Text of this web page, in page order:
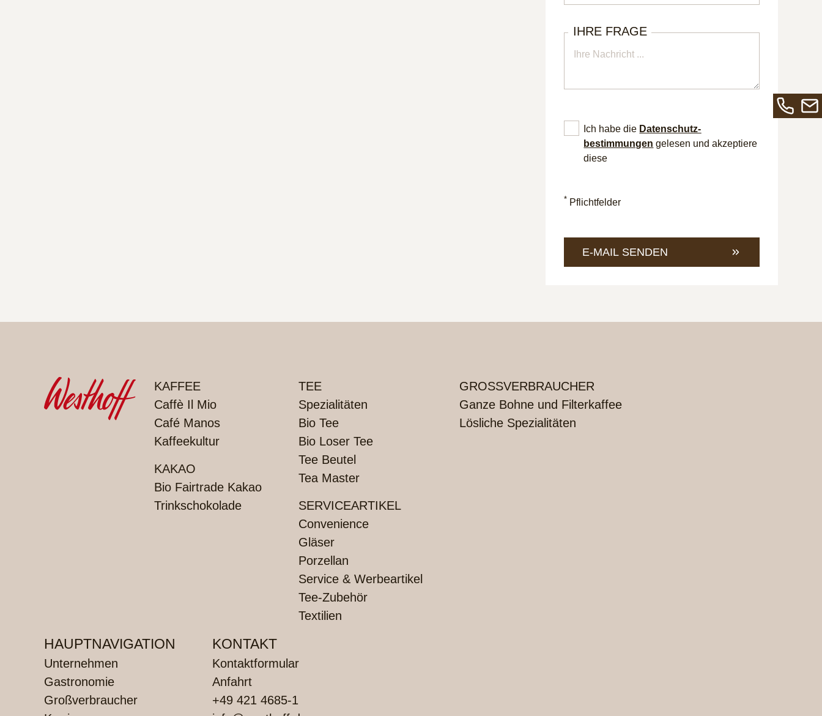
IHRE FRAGE
Ich habe die Datenschutz­
bestimmungen gelesen und akzeptiere
diese
* Pflichtfelder
E-MAIL SENDEN
PRODUKTE
KAFFEE
Caffè Il Mio
Café Manos
Kaffeekultur
KAKAO
Bio Fairtrade Kakao
Trinkschokolade
TEE
Spezialitäten
Bio Tee
Bio Loser Tee
Tee Beutel
Tea Master
SERVICEARTIKEL
Convenience
Gläser
Porzellan
Service & Werbeartikel
Tee-Zubehör
Textilien
GROSSVERBRAUCHER
Ganze Bohne und Filterkaffee
Lösliche Spezialitäten
HAUPTNAVIGATION
Unternehmen
Gastronomie
Großverbraucher
KONTAKT
Kontaktformular
Anfahrt
+49 421 4685-1